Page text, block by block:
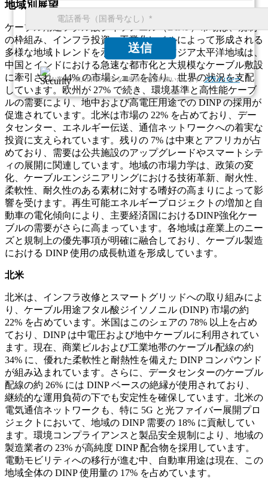
送信
お客様の個人情報の完全な機密保持をお約束いたします.プライバシー
地域別展望
ケーブル用途フタル酸ジイソノニル（DINP）市場は、規制
の枠組み、インフラ投資、工業化レベルによって形成される
多様な地域トレンドを示しています。アジア太平洋地域は、
中国とインドにおける急速な都市化と大規模なケーブル敷設
に牽引され、44% の市場シェアを誇り、世界の状況を支配
しています。欧州が 27% で続き、環境基準と高性能ケーブ
ルの需要により、地中および高電圧用途での DINP の採用が
促進されています。北米は市場の 22% を占めており、デー
タセンター、エネルギー伝送、通信ネットワークへの着実な
投資に支えられています。残りの 7% は中東とアフリカが占
めており、需要は公共施設のアップグレードやスマートシテ
ィの展開に関連しています。地域の市場力学は、政策の変
化、ケーブルエンジニアリングにおける技術革新、耐火性、
柔軟性、耐久性のある素材に対する嗜好の高まりによって影
響を受けます。再生可能エネルギープロジェクトの増加と自
動車の電化傾向により、主要経済国におけるDINP強化ケー
ブルの需要がさらに高まっています。各地域は産業上のニー
ズと規制上の優先事項が明確に融合しており、ケーブル製造
における DINP 使用の成長軌道を形成しています。
北米
北米は、インフラ改修とスマートグリッドへの取り組みによ
り、ケーブル用途フタル酸ジイソノニル (DINP) 市場の約
22% を占めています。米国はこのシェアの 78% 以上を占め
ており、DINP は中電圧および地中ケーブルに利用されてい
ます。現在、商業ビルおよび工業地帯のケーブル配線の約
34% に、優れた柔軟性と耐熱性を備えた DINP コンパウンド
が組み込まれています。さらに、データセンターのケーブル
配線の約 26% には DINP ベースの絶縁が使用されており、
継続的な運用負荷の下でも安定性を確保しています。北米の
電気通信ネットワークも、特に 5G と光ファイバー展開プロ
ジェクトにおいて、地域の DINP 需要の 18% に貢献してい
ます。環境コンプライアンスと製品安全規制により、地域の
製造業者の 23% が高純度 DINP 配合物を採用しています。
電動モビリティへの移行が進む中、自動車用途は現在、この
地域全体の DINP 使用量の 17% を占めています。